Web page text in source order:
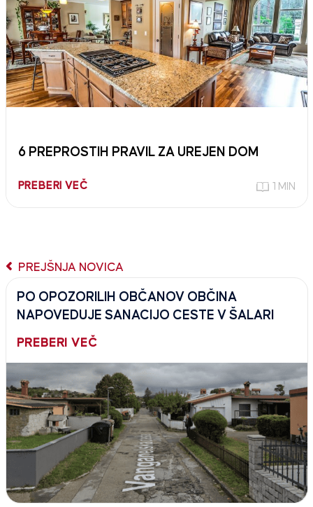
6 PREPROSTIH PRAVIL ZA UREJEN DOM
PREBERI VEČ 1 MIN
PREJŠNJA NOVICA
PO OPOZORILIH OBČANOV OBČINA
NAPOVEDUJE SANACIJO CESTE V ŠALARI
PREBERI VEČ